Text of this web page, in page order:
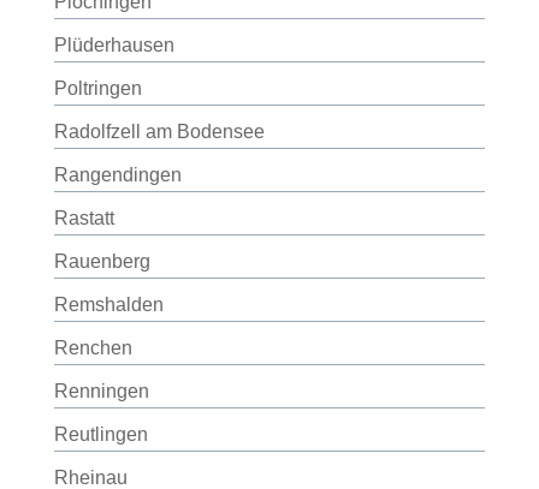
Plüderhausen
Poltringen
Radolfzell am Bodensee
Rangendingen
Rastatt
Rauenberg
Remshalden
Renchen
Renningen
Reutlingen
Rheinau